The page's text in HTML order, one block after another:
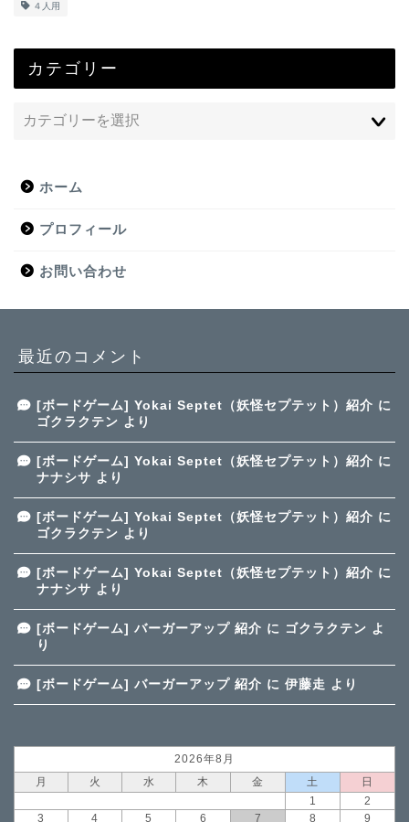
４人用
カテゴリー
ホーム
プロフィール
お問い合わせ
最近のコメント
[ボードゲーム] Yokai Septet（妖怪セプテット）紹介 に
ゴクラクテン より
[ボードゲーム] Yokai Septet（妖怪セプテット）紹介 に
ナナシサ より
[ボードゲーム] Yokai Septet（妖怪セプテット）紹介 に
ゴクラクテン より
[ボードゲーム] Yokai Septet（妖怪セプテット）紹介 に
ナナシサ より
[ボードゲーム] バーガーアップ 紹介 に ゴクラクテン よ
り
[ボードゲーム] バーガーアップ 紹介 に 伊藤走 より
2026年8月
月
火 水 木 金 土
日
1
2
3
4 5 6 7 8 9